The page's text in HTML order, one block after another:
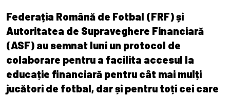
Federația Română de Fotbal (FRF) și
Autoritatea de Supraveghere Financiară
(ASF) au semnat luni un protocol de
colaborare pentru a facilita accesul la
educație financiară pentru cât mai mulți
jucători de fotbal, dar și pentru toți cei care